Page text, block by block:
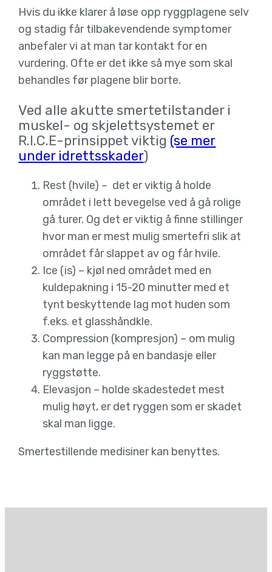
Hvis du ikke klarer å løse opp ryggplagene selv
og stadig får tilbakevendende symptomer
anbefaler vi at man tar kontakt for en
vurdering. Ofte er det ikke så mye som skal
behandles før plagene blir borte.
Ved alle akutte smertetilstander i
muskel- og skjelettsystemet er
R.I.C.E-prinsippet viktig (se mer
under idrettsskader)
Rest (hvile) – det er viktig å holde
området i lett bevegelse ved å gå rolige
gå turer. Og det er viktig å finne stillinger
hvor man er mest mulig smertefri slik at
området får slappet av og får hvile.
Ice (is) – kjøl ned området med en
kuldepakning i 15-20 minutter med et
tynt beskyttende lag mot huden som
f.eks. et glasshåndkle.
Compression (kompresjon) – om mulig
kan man legge på en bandasje eller
ryggstøtte.
Elevasjon – holde skadestedet mest
mulig høyt, er det ryggen som er skadet
skal man ligge.
Smertestillende medisiner kan benyttes.